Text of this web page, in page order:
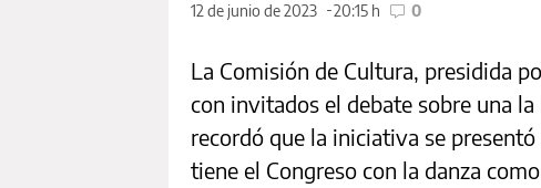
12 de junio de 2023
20:15 h 0
La Comisión de Cultura, presidida
con invitados el debate sobre una
recordó que la iniciativa se
tiene el Congreso con la danza